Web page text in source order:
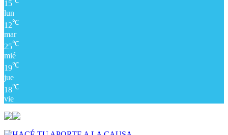
15
lun
12℃
mar
25℃
mié
19℃
jue
18℃
vie